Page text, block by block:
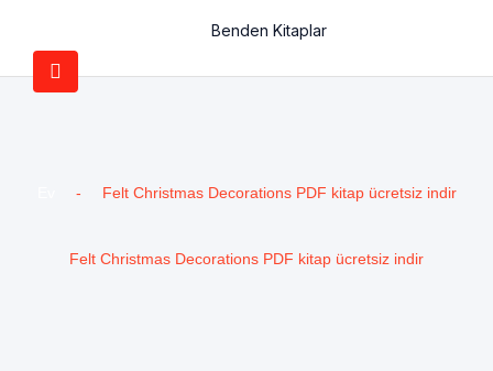
Benden Kitaplar
- Felt Christmas Decorations PDF kitap ücretsiz indir
Felt Christmas Decorations PDF kitap ücretsiz indir